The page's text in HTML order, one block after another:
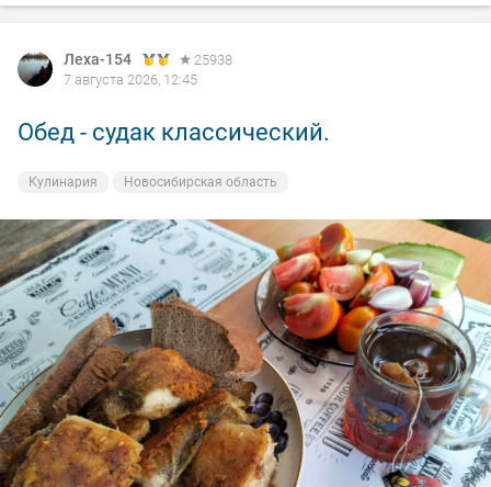
Леха-154
25938
7 августа 2026, 12:45
Обед - судак классический.
Кулинария Новосибирская область
Леха-154
25938
7 августа 2026, 00:14
Вечерка.
На рыбалке Новосибирская область